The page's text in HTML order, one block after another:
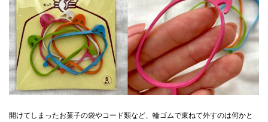
開けてしまったお菓子の袋やコード類など、輪ゴムで束ねて外すのは何かと